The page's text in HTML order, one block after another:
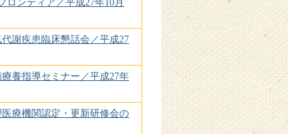
ロンティア／平成27年10月
謝疾患臨床懇話会／平成27
養指導セミナー／平成27年
療機関認定・更新研修会の